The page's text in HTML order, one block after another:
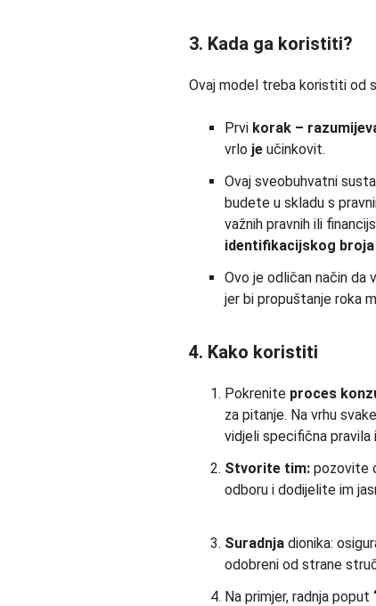
3. Kada ga koristiti?
Ovaj model treba koristiti od
Prvi korak –
vrlo je učinkovit.
Ovaj sveobuhvatni
budete u skladu s
važnih pravnih ili
identifikacijskog broja
Ovo je odličan način da
jer bi propuštanje roka
4. Kako koristiti
Pokrenite proces
za pitanje. Na vrhu
vidjeli specifična
Stvorite tim: pozovite
odboru i dodijelite im
Suradnja dionika:
odobreni od strane
Na primjer, radnja poput